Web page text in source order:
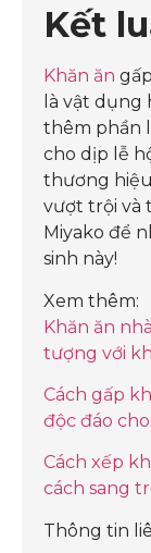
Kết
Khăn ăn
là vật dụng
thêm phần
cho dịp lễ
thương
vượt trội và
Miyako để
sinh này!
Xem thêm:
Khăn ăn
tượng với
Cách gấp
độc đáo
Cách xếp
cách sang
Thông tin